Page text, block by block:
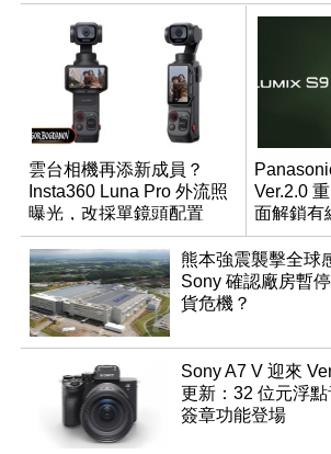
雲台相機再添新成員？
Insta360 Luna Pro 外流照
曝光，改採單鏡頭配置
Ver.2.0
面解鎖有
調編輯
熊本強震襲擊全球
Sony 確認廠房暫
貨危機？
Sony A7 V 迎來
更新：32 位元浮
簽章功能登場